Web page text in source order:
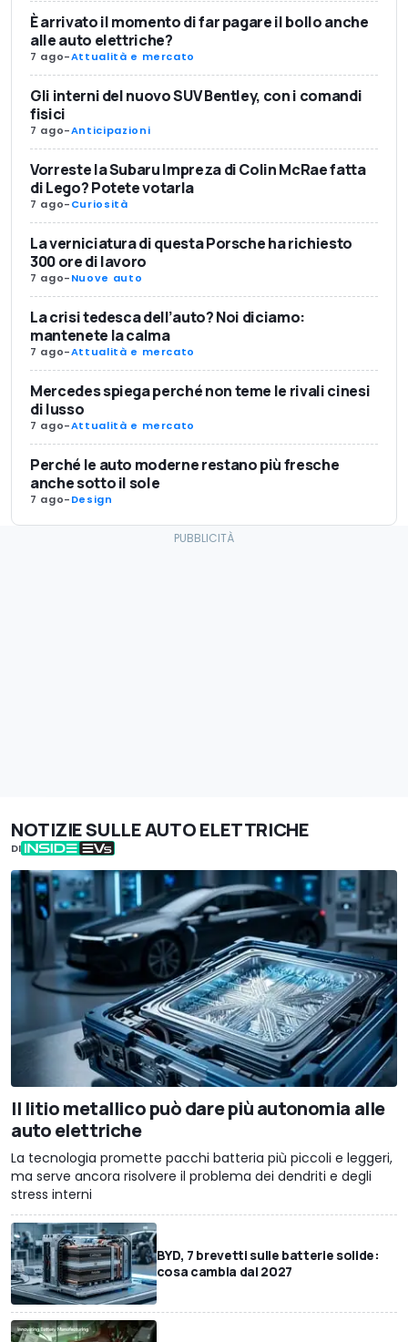
È arrivato il momento di far pagare il bollo anche
alle auto elettriche?
7 ago-Attualità e mercato
Gli interni del nuovo SUV Bentley, con i comandi
fisici
7 ago-Anticipazioni
Vorreste la Subaru Impreza di Colin McRae fatta
di Lego? Potete votarla
7 ago-Curiosità
La verniciatura di questa Porsche ha richiesto
300 ore di lavoro
7 ago-Nuove auto
La crisi tedesca dell’auto? Noi diciamo:
mantenete la calma
7 ago-Attualità e mercato
Mercedes spiega perché non teme le rivali cinesi
di lusso
7 ago-Attualità e mercato
Perché le auto moderne restano più fresche
anche sotto il sole
7 ago-Design
NOTIZIE SULLE AUTO ELETTRICHE
DI
Il litio metallico può dare più autonomia alle
auto elettriche
La tecnologia promette pacchi batteria più piccoli e leggeri,
ma serve ancora risolvere il problema dei dendriti e degli
stress interni
BYD, 7 brevetti sulle batterie solide:
cosa cambia dal 2027